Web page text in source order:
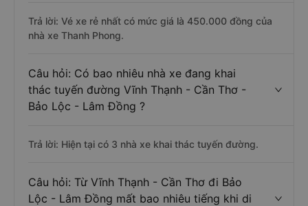
Trả lời: Vé xe rẻ nhất có mức giá là 450.000 đồng của
nhà xe Thanh Phong.
Câu hỏi: Có bao nhiêu nhà xe đang khai
thác tuyến đường Vĩnh Thạnh - Cần Thơ -
Bảo Lộc - Lâm Đồng ?
Trả lời: Hiện tại có 3 nhà xe khai thác tuyến đường.
Câu hỏi: Từ Vĩnh Thạnh - Cần Thơ đi Bảo
Lộc - Lâm Đồng mất bao nhiêu tiếng khi di